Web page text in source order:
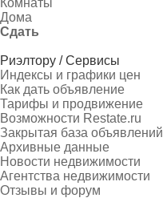
Комнаты
Дома
Сдать
Риэлтору / Сервисы
Индексы и графики цен
Как дать объявление
Тарифы и продвижение
Возможности Restate.ru
Закрытая база объявлений
Архивные данные
Новости недвижимости
Агентства недвижимости
Отзывы и форум